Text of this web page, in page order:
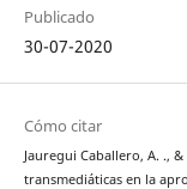
Publicado
30-07-2020
Cómo citar
Jauregui Caballero, A. .,
transmediáticas en la